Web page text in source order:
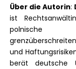
Über die Autorin:
ist
polnische
und
berät deutsche